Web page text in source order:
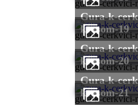
gura-k-cerkvici-
gura-k-cerkvici-
gura-k-cerkvici-nad-
krasom-19
gura-k-cerkvici-
gura-k-cerkvici-nad-
krasom-20
gura-k-cerkvici-
gura-k-cerkvici-nad-
krasom-21